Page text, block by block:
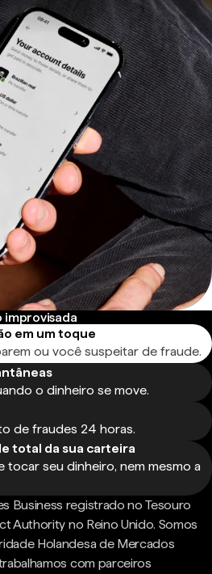
improvisada
em um toque
ou você suspeitar de fraude.
o dinheiro se move.
de fraudes 24 horas.
total da sua carteira
tocar seu dinheiro, nem mesmo a
Business registrado no Tesouro
Authority no Reino Unido. Somos
Holandesa de Mercados
com parceiros